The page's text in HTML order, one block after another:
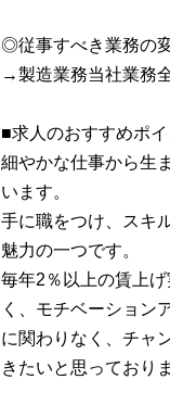
◎従事すべき業務の
→製造業務当社業務
■求人のおすすめポイ
細やかな仕事から生
います。
手に職をつけ、スキ
魅力の一つです。
毎年2％以上の賃上
く、モチベーション
に関わりなく、チャ
きたいと思っており